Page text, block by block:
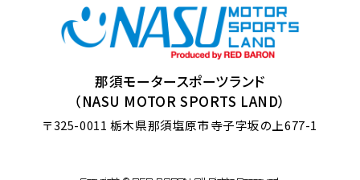
那須モータースポーツランド
（NASU MOTOR SPORTS LAND）
〒325-0011 栃木県那須塩原市寺子字坂の上677-1